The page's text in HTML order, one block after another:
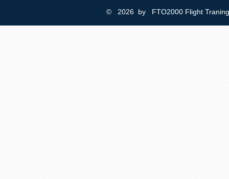
© 2026 by FTO2000 Flight